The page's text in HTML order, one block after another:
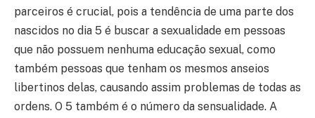
parceiros é crucial, pois a tendência de uma parte dos
nascidos no dia 5 é buscar a sexualidade em pessoas
que não possuem nenhuma educação sexual, como
também pessoas que tenham os mesmos anseios
libertinos delas, causando assim problemas de todas as
ordens. O 5 também é o número da sensualidade. A